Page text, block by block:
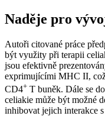
Naděje pro
Autoři citované práce
být využity při terapii
jsou efektivně
exprimujícími MHC II,
CD4+ T buněk. Dále se
celiakie může být možné
inhibovat jejich interakce